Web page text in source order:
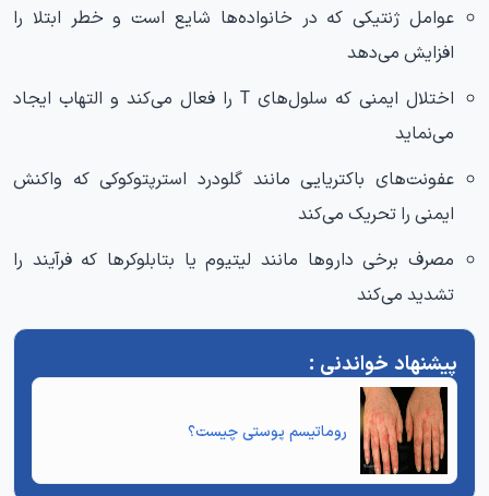
عوامل ژنتیکی که در خانواده‌ها شایع است و خطر ابتلا را
افزایش می‌دهد
اختلال ایمنی که سلول‌های T را فعال می‌کند و التهاب ایجاد
می‌نماید
عفونت‌های باکتریایی مانند گلودرد استرپتوکوکی که واکنش
ایمنی را تحریک می‌کند
مصرف برخی داروها مانند لیتیوم یا بتابلوکرها که فرآیند را
تشدید می‌کند
روماتیسم پوستی چیست؟